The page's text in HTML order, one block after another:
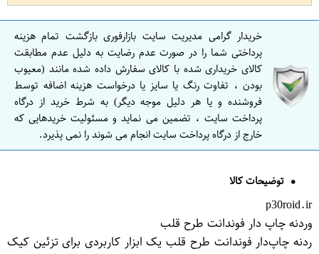
خریدار گرامی مدیریت سایت بازارفوری بازگشت تمام هزینه
پرداختی شما را در صورت عدم رضایت به دلیل عدم مطابقت
کالای خریداری شده با کالای سفارش داده شده مانند (معیوب
بودن ، تفاوت رنگ یا سایز یا درخواست هزینه اضافه توسط
فروشنده و یا هر دلیل موجه دیگر) به شرط خرید از درگاه
پرداخت سایت ، تضمین می نماید و مسئولیت خریدهایی که
خارج از درگاه پرداخت سایت انجام می شوند را نمی پذیرد.
توضیحات کالا
p30roid.ir
وردنه چاپ دار فوندانت طرح قلب
ردنه چاپ‌دار فوندانت طرح قلب یک ابزار کاربردی برای تزئین کیک